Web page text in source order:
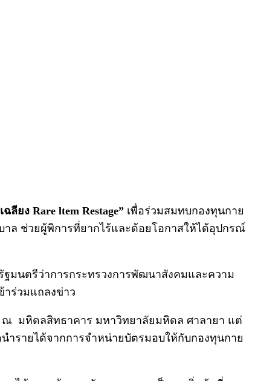
ฉลียง Rare ltem Restage” เพื่อร่วมสมทบกองทุนกาย
ล ช่วยผู้พิการที่ยากไร้และด้อยโอกาสให้ได้อุปกรณ์
นตรีว่าการกระทรวงการพัฒนาสังคมและความ
ร่วมแถลงข่าว
ณ มหิดลสิทธาคาร มหาวิทยาลัยมหิดล ศาลายา แต่
นำรายได้จากการจำหน่ายบัตรมอบให้กับกองทุนกาย